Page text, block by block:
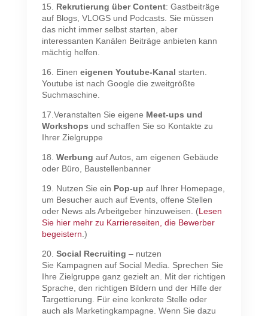
15. Rekrutierung über Content: Gastbeiträge
auf Blogs, VLOGS und Podcasts. Sie müssen
das nicht immer selbst starten, aber
interessanten Kanälen Beiträge anbieten kann
mächtig helfen.
16. Einen eigenen Youtube-Kanal starten.
Youtube ist nach Google die zweitgrößte
Suchmaschine.
17.Veranstalten Sie eigene Meet-ups und
Workshops und schaffen Sie so Kontakte zu
Ihrer Zielgruppe
18. Werbung auf Autos, am eigenen Gebäude
oder Büro, Baustellenbanner
19. Nutzen Sie ein Pop-up auf Ihrer Homepage,
um Besucher auch auf Events, offene Stellen
oder News als Arbeitgeber hinzuweisen. (Lesen
Sie hier mehr zu Karriereseiten, die Bewerber
begeistern .)
20. Social Recruiting – nutzen
Sie Kampagnen auf Social Media. Sprechen Sie
Ihre Zielgruppe ganz gezielt an. Mit der richtigen
Sprache, den richtigen Bildern und der Hilfe der
Targettierung. Für eine konkrete Stelle oder
auch als Marketingkampagne. Wenn Sie dazu